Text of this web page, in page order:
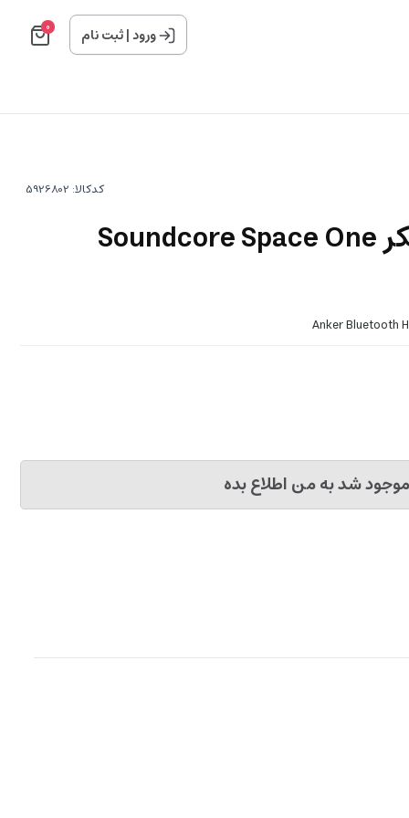
ورود|ثبت نام 0
کدکالا:
هدفون بی سیم انکر Soundcore Space One
Anker Bluetooth
موجود شد به من اطلاع بده